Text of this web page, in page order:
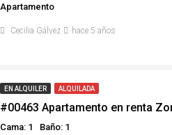
Apartamento
Cecilia Gálvez hace 5 años
EN ALQUILER ALQUILADA
#00463 Apartamento en renta
Cama: 1
Baño: 1